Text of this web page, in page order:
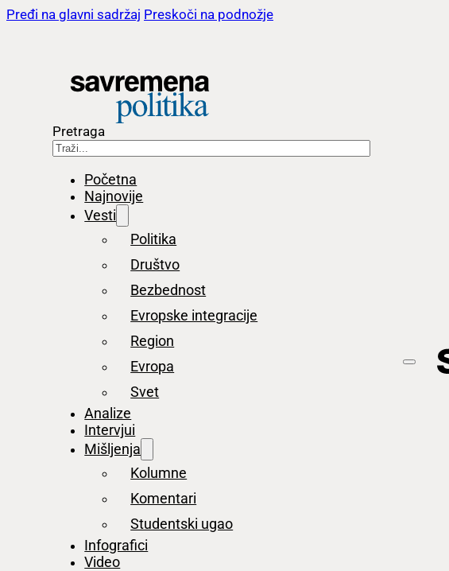
Pređi na glavni sadržaj Preskoči na podnožje
Pretraga
Početna
Najnovije
Vesti
Politika
Društvo
Bezbednost
Evropske integracije
Region
Evropa
Svet
Analize
Intervjui
Mišljenja
Kolumne
Komentari
Studentski ugao
Infografici
Video